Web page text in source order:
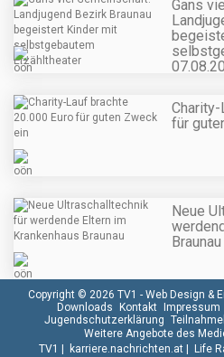
Gans
Charity-
für
Neue
Copyright © 2026 TV1 - Web Design &
Downloads
Kontakt Impressum
Jugendschutzerklärung
Weitere Angebote des
TV1
karriere.nachrichten.at| Life